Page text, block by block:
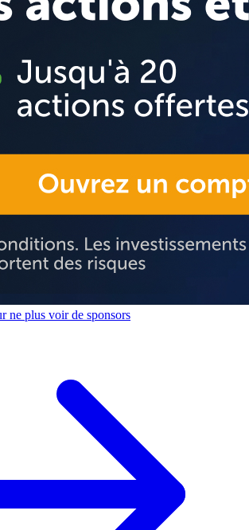
ne plus voir de sponsors